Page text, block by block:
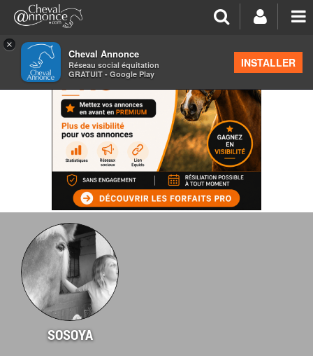
×
Cheval Annonce
Réseau social équitation
GRATUIT - Google Play
INSTALLER
SOSOYA